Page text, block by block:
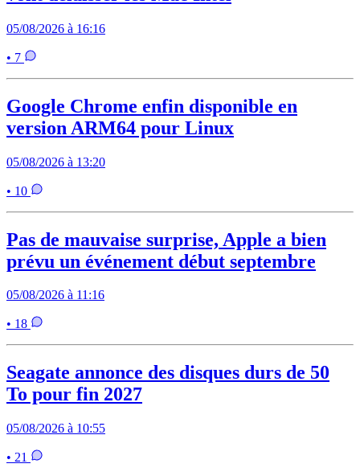
05/08/2026 à 16:16
• 7
Google Chrome enfin disponible en
version ARM64 pour Linux
05/08/2026 à 13:20
• 10
Pas de mauvaise surprise, Apple a bien
prévu un événement début septembre
05/08/2026 à 11:16
• 18
Seagate annonce des disques durs de 50
To pour fin 2027
05/08/2026 à 10:55
• 21